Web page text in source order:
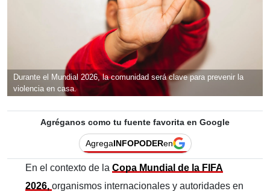
Durante el Mundial 2026, la comunidad será clave para prevenir la
violencia en casa.
Agréganos como tu fuente favorita en Google
AgregaINFOPODERen
En el contexto de la Copa Mundial de la FIFA
2026, organismos internacionales y autoridades en